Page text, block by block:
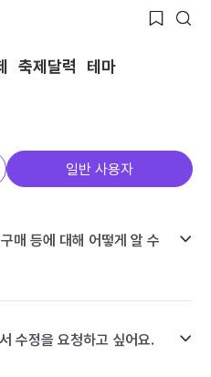
축제달력 테마
일반 사용자
매 등에 대해 어떻게 알 수
수정을 요청하고 싶어요.